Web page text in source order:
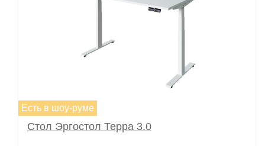
Есть в шоу-руме
Стол Эргостол Терра 3.0